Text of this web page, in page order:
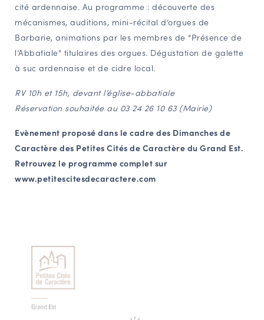
Service Inventaire et Patrimoines de la Région Grand Est
VOUS ÊTES…
Amateurs d’histoire et de patrimoine
Étudiants & chercheurs
cité ardennaise. Au programme : découverte des
mécanismes, auditions, mini-récital d’orgues de
Barbarie, animations par les membres de “Présence de
l’Abbatiale” titulaires des orgues. Dégustation de galette
à suc ardennaise et de cidre local.
RV 10h et 15h, devant l’église-abbatiale
Réservation souhaitée au 03 24 26 10 63 (Mairie)
Evènement proposé dans le cadre des Dimanches de
Caractère des Petites Cités de Caractère du Grand Est.
Retrouvez le programme complet sur
www.petitescitesdecaractere.com